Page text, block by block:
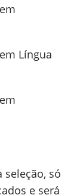
Língua
só
e será